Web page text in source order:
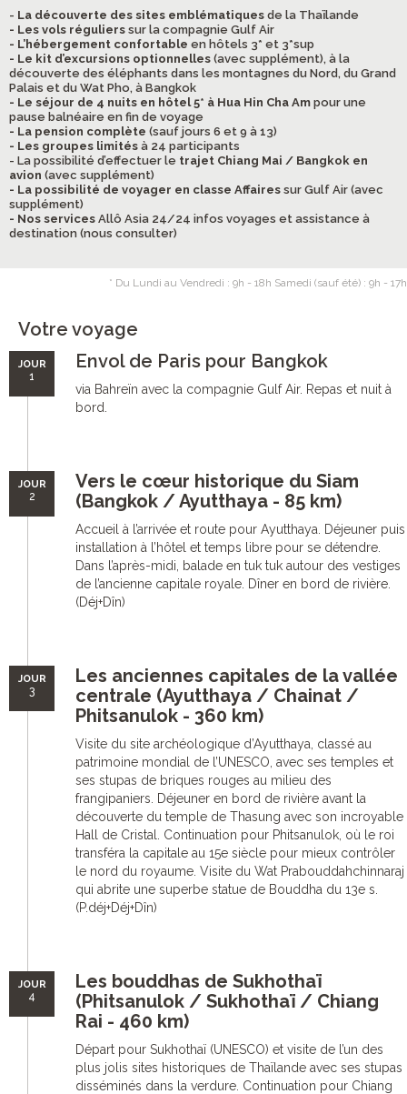
- La découverte des sites emblématiques de la Thaïlande
- Les vols réguliers sur la compagnie Gulf Air
- L’hébergement confortable en hôtels 3* et 3*sup
- Le kit d’excursions optionnelles (avec supplément), à la
découverte des éléphants dans les montagnes du Nord, du Grand
Palais et du Wat Pho, à Bangkok
- Le séjour de 4 nuits en hôtel 5* à Hua Hin Cha Am pour une
pause balnéaire en fin de voyage
- La pension complète (sauf jours 6 et 9 à 13)
- Les groupes limités à 24 participants
- La possibilité d’effectuer le trajet Chiang Mai / Bangkok en
avion (avec supplément)
- La possibilité de voyager en classe Affaires sur Gulf Air (avec
supplément)
- Nos services Allô Asia 24/24 infos voyages et assistance à
destination (nous consulter)
* Du Lundi au Vendredi : 9h - 18h Samedi (sauf été) : 9h - 17h
Votre voyage
JOUR
1
Envol de Paris pour Bangkok
via Bahreïn avec la compagnie Gulf Air. Repas et nuit à
bord.
JOUR
2
Vers le cœur historique du Siam
(Bangkok / Ayutthaya - 85 km)
Accueil à l’arrivée et route pour Ayutthaya. Déjeuner puis
installation à l’hôtel et temps libre pour se détendre.
Dans l’après-midi, balade en tuk tuk autour des vestiges
de l’ancienne capitale royale. Dîner en bord de rivière.
(Déj+Dîn)
JOUR
3
Les anciennes capitales de la vallée
centrale (Ayutthaya / Chainat /
Phitsanulok - 360 km)
Visite du site archéologique d’Ayutthaya, classé au
patrimoine mondial de l’UNESCO, avec ses temples et
ses stupas de briques rouges au milieu des
frangipaniers. Déjeuner en bord de rivière avant la
découverte du temple de Thasung avec son incroyable
Hall de Cristal. Continuation pour Phitsanulok, où le roi
transféra la capitale au 15e siècle pour mieux contrôler
le nord du royaume. Visite du Wat Prabouddahchinnaraj
qui abrite une superbe statue de Bouddha du 13e s.
(P.déj+Déj+Dîn)
JOUR
4
Les bouddhas de Sukhothaï
(Phitsanulok / Sukhothaï / Chiang
Rai - 460 km)
Départ pour Sukhothaï (UNESCO) et visite de l’un des
plus jolis sites historiques de Thaïlande avec ses stupas
disséminés dans la verdure. Continuation pour Chiang